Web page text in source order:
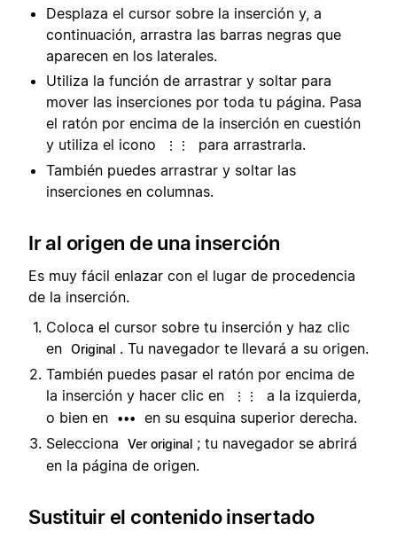
Desplaza el cursor sobre la inserción y, a
continuación, arrastra las barras negras que
aparecen en los laterales.
Utiliza la función de arrastrar y soltar para
mover las inserciones por toda tu página. Pasa
el ratón por encima de la inserción en cuestión
y utiliza el icono
⋮⋮
para arrastrarla.
También puedes arrastrar y soltar las
inserciones en columnas.
Ir al origen de una inserción
Es muy fácil enlazar con el lugar de procedencia
de la inserción.
Coloca el cursor sobre tu inserción y haz clic
en Original . Tu navegador te llevará a su origen.
También puedes pasar el ratón por encima de
la inserción y hacer clic en
⋮⋮
a la izquierda,
o bien en
•••
en su esquina superior derecha.
Selecciona
Ver original ; tu navegador se abrirá
en la página de origen.
Sustituir el contenido insertado